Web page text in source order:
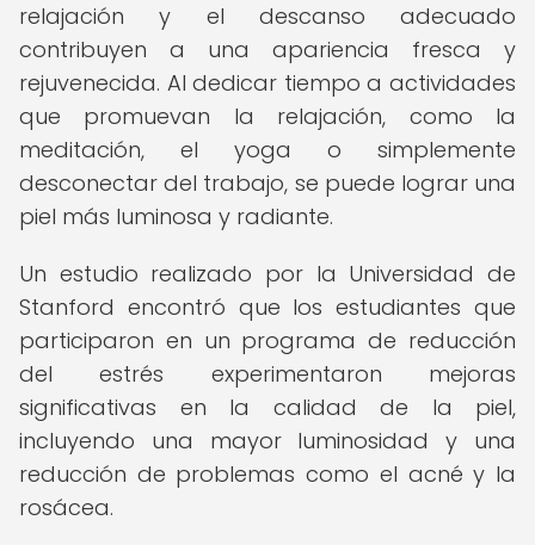
relajación y el descanso adecuado
contribuyen a una apariencia fresca y
rejuvenecida. Al dedicar tiempo a actividades
que promuevan la relajación, como la
meditación, el yoga o simplemente
desconectar del trabajo, se puede lograr una
piel más luminosa y radiante.
Un estudio realizado por la Universidad de
Stanford encontró que los estudiantes que
participaron en un programa de reducción
del estrés experimentaron mejoras
significativas en la calidad de la piel,
incluyendo una mayor luminosidad y una
reducción de problemas como el acné y la
rosácea.